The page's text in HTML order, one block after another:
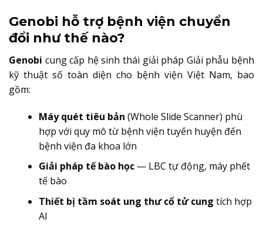
Genobi hỗ trợ bệnh viện chuyển
đổi như thế nào?
Genobi cung cấp hệ sinh thái giải pháp Giải phẫu bệnh
kỹ thuật số toàn diện cho bệnh viện Việt Nam, bao
gồm:
Máy quét tiêu bản (Whole Slide Scanner) phù
hợp với quy mô từ bệnh viện tuyến huyện đến
bệnh viện đa khoa lớn
Giải pháp tế bào học— LBC tự động, máy phết
tế bào
Thiết bị tầm soát ung thư cổ tử cung tích hợp
AI